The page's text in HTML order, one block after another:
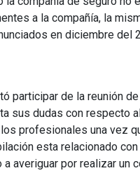
a la compañía, la
en diciembre del
participar de la reunión
sus dudas con respecto
profesionales una vez
esta relacionado
averiguar por realizar un